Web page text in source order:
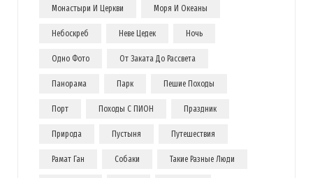
Монастыри И Церкви Моря И Океаны
Небоскреб Неве Цедек Ночь
Одно Фото От Заката До Рассвета
Панорама Парк Пешие Походы
Порт Походы С ПИОН Праздник
Природа Пустыня Путешествия
Рамат Ган Собаки Такие Разные Люди